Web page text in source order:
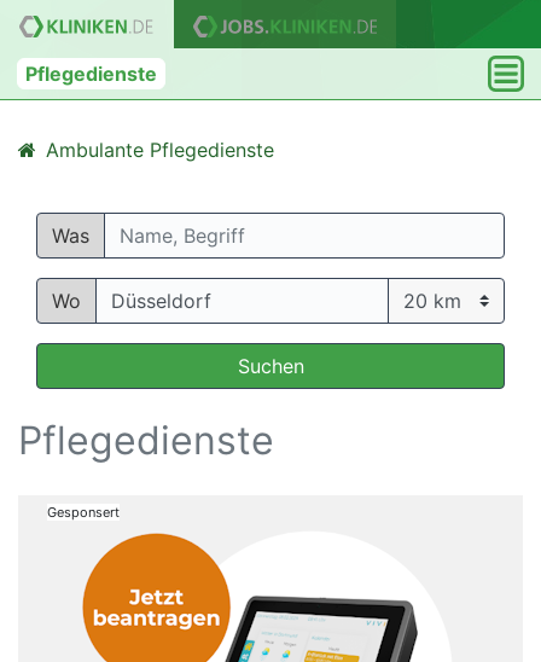
Pflegedienste
Ambulante Pflegedienste
Was
Wo
Suchen
Pflegedienste
Gesponsert